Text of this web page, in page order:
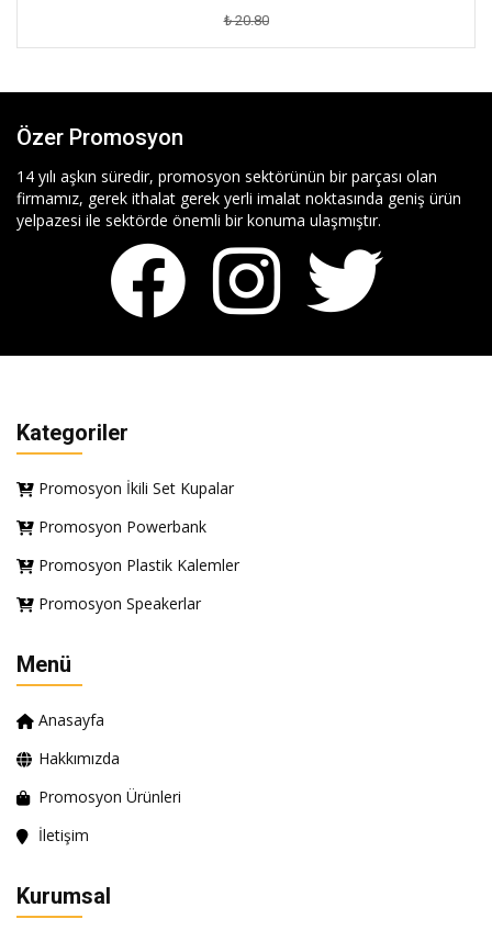
₺ 20.80
Özer Promosyon
14 yılı aşkın süredir, promosyon sektörünün bir parçası olan
firmamız, gerek ithalat gerek yerli imalat noktasında geniş ürün
yelpazesi ile sektörde önemli bir konuma ulaşmıştır.
Kategoriler
Promosyon İkili Set Kupalar
Promosyon Powerbank
Promosyon Plastik Kalemler
Promosyon Speakerlar
Menü
Anasayfa
Hakkımızda
Promosyon Ürünleri
İletişim
Kurumsal